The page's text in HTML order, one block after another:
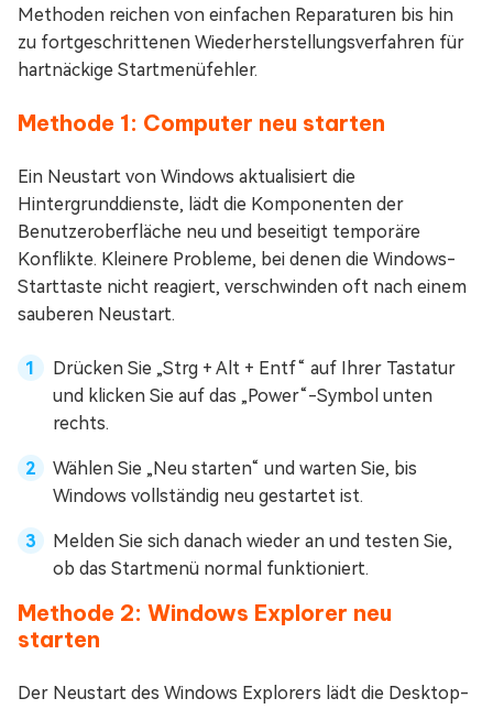
Methoden reichen von einfachen Reparaturen bis hin
zu fortgeschrittenen Wiederherstellungsverfahren für
hartnäckige Startmenüfehler.
Methode 1: Computer neu starten
Ein Neustart von Windows aktualisiert die
Hintergrunddienste, lädt die Komponenten der
Benutzeroberfläche neu und beseitigt temporäre
Konflikte. Kleinere Probleme, bei denen die Windows-
Starttaste nicht reagiert, verschwinden oft nach einem
sauberen Neustart.
Drücken Sie „Strg + Alt + Entf“ auf Ihrer Tastatur
und klicken Sie auf das „Power“-Symbol unten
rechts.
Wählen Sie „Neu starten“ und warten Sie, bis
Windows vollständig neu gestartet ist.
Melden Sie sich danach wieder an und testen Sie,
ob das Startmenü normal funktioniert.
Methode 2: Windows Explorer neu
starten
Der Neustart des Windows Explorers lädt die Desktop-